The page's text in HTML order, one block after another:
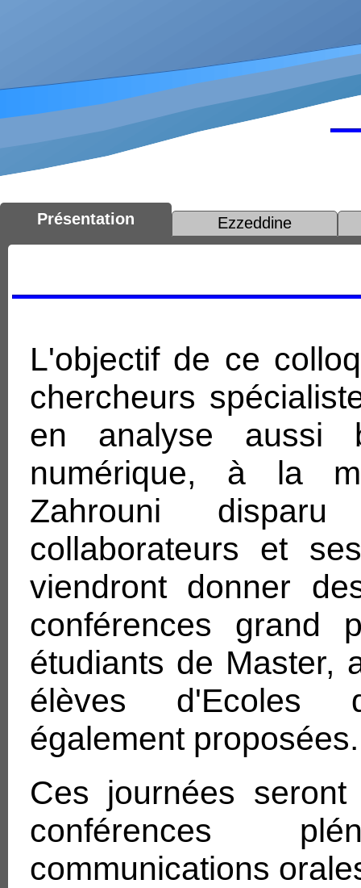
Présentation Ezzeddine
L'objectif de ce
chercheurs
en analyse aussi
numérique, à la
Zahrouni
collaborateurs et
viendront donner
conférences grand
étudiants de Master,
élèves d'Ecoles
également proposées.
Ces journées
conférences
communications